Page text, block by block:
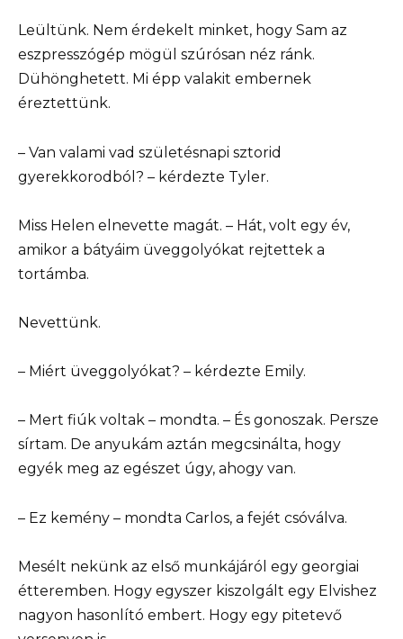
Leültünk. Nem érdekelt minket, hogy Sam az
eszpresszógép mögül szúrósan néz ránk.
Dühönghetett. Mi épp valakit embernek
éreztettünk.
– Van valami vad születésnapi sztorid
gyerekkorodból? – kérdezte Tyler.
Miss Helen elnevette magát. – Hát, volt egy év,
amikor a bátyáim üveggolyókat rejtettek a
tortámba.
Nevettünk.
– Miért üveggolyókat? – kérdezte Emily.
– Mert fiúk voltak – mondta. – És gonoszak. Persze
sírtam. De anyukám aztán megcsinálta, hogy
egyék meg az egészet úgy, ahogy van.
– Ez kemény – mondta Carlos, a fejét csóválva.
Mesélt nekünk az első munkájáról egy georgiai
étteremben. Hogy egyszer kiszolgált egy Elvishez
nagyon hasonlító embert. Hogy egy pitetevő